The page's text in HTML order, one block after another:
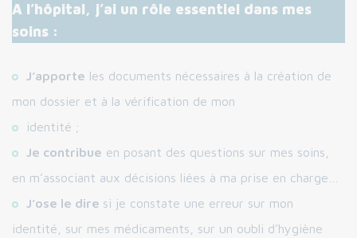
A l’hôpital, j’ai un rôle essentiel dans mes
soins :
J’apporte les documents nécessaires à la création de
mon dossier et à la vérification de mon
identité ;
Je contribue en posant des questions sur mes soins,
en m’associant aux décisions liées à ma prise en charge…
J’ose le dire si je constate une erreur sur mon
identité, sur mes médicaments, sur un oubli d’hygiène